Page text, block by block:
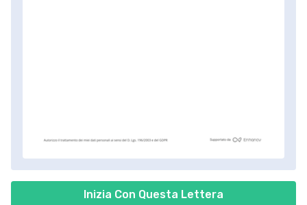
Inizia Con Questa Lettera